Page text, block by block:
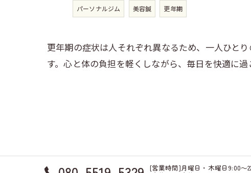
パーソナルジム 美容鍼 更年期
更年期の症状は人それぞれ異なるため、一人ひと
す。心と体の負担を軽くしながら、毎日を快適に
[営業時間]月曜日・木曜日9:00～